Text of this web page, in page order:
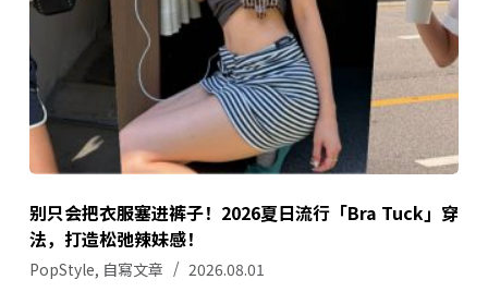
别只会把衣服塞进裤子！2026夏日流行「Bra Tuck」穿
法，打造松弛辣妹感！
PopStyle, 自寫文章 2026.08.01